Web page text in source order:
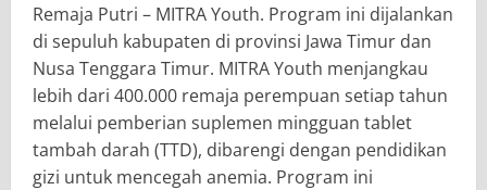
Remaja Putri – MITRA Youth. Program ini dijalankan
di sepuluh kabupaten di provinsi Jawa Timur dan
Nusa Tenggara Timur. MITRA Youth menjangkau
lebih dari 400.000 remaja perempuan setiap tahun
melalui pemberian suplemen mingguan tablet
tambah darah (TTD), dibarengi dengan pendidikan
gizi untuk mencegah anemia. Program ini